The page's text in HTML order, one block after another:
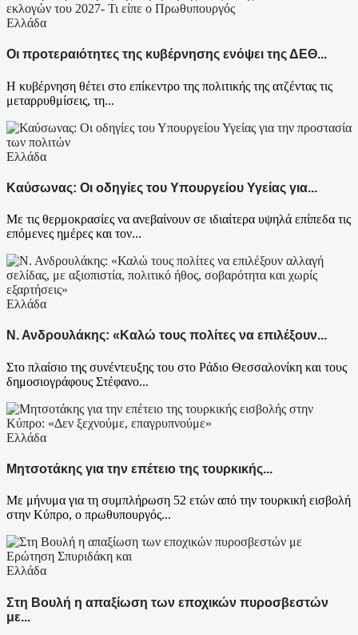
Ελλάδα
Οι προτεραιότητες της κυβέρνησης ενόψει της ΔΕΘ...
Η κυβέρνηση θέτει στο επίκεντρο της πολιτικής της ατζέντας τις
μεταρρυθμίσεις, τη...
Ελλάδα
Καύσωνας: Οι οδηγίες του Υπουργείου Υγείας για...
Με τις θερμοκρασίες να ανεβαίνουν σε ιδιαίτερα υψηλά επίπεδα τις
επόμενες ημέρες και τον...
Ελλάδα
Ν. Ανδρουλάκης: «Καλώ τους πολίτες να επιλέξουν...
Στο πλαίσιο της συνέντευξης του στο Ράδιο Θεσσαλονίκη και τους
δημοσιογράφους Στέφανο...
Ελλάδα
Μητσοτάκης για την επέτειο της τουρκικής...
Με μήνυμα για τη συμπλήρωση 52 ετών από την τουρκική εισβολή
στην Κύπρο, ο πρωθυπουργός...
Ελλάδα
Στη Βουλή η απαξίωση των εποχικών πυροσβεστών
με...